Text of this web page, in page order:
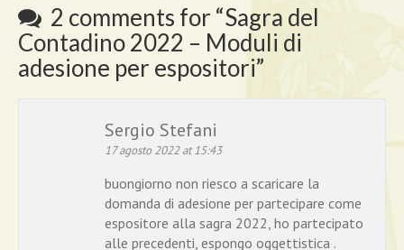
2 comments for “Sagra del
Contadino 2022 – Moduli di
adesione per espositori”
Sergio Stefani
17 agosto 2022 at 15:43
buongiorno non riesco a scaricare la
domanda di adesione per partecipare come
espositore alla sagra 2022, ho partecipato
alle precedenti, espongo oggettistica .